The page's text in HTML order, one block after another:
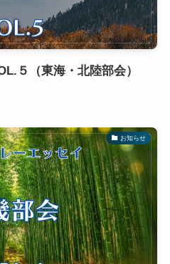
５（東海・北陸部会）
お知らせ